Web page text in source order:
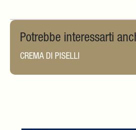
Potrebbe interessarti
CREMA DI PISELLI